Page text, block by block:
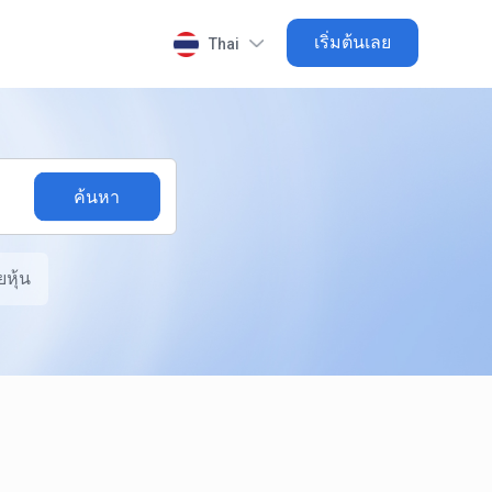
Thai เริ่มต้นเลย
หุ้น